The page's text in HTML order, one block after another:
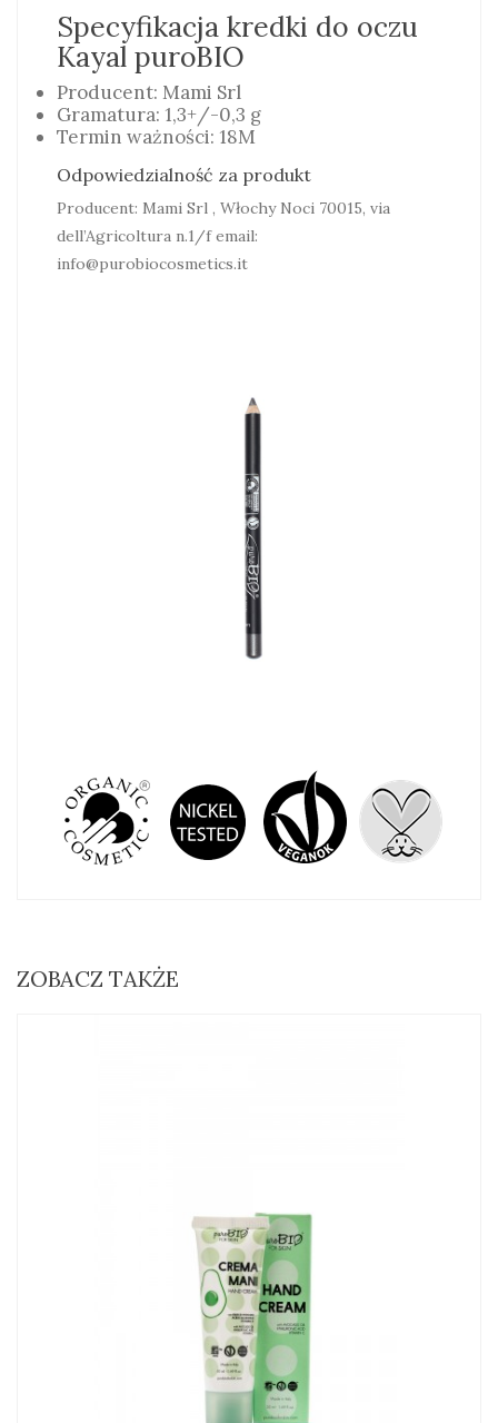
Specyfikacja kredki do oczu
Kayal puroBIO
Producent: Mami Srl
Gramatura: 1,3+/-0,3 g
Termin ważności: 18M
Odpowiedzialność za produkt
Producent: Mami Srl , Włochy Noci 70015, via
dell’Agricoltura n.1/f email:
info@purobiocosmetics.it
ZOBACZ TAKŻE